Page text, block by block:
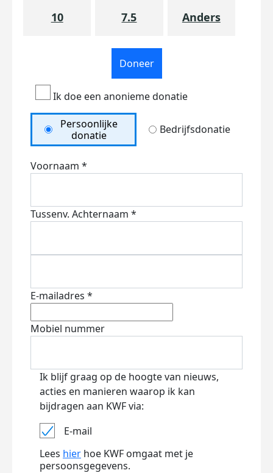
10 7.5 Anders
Doneer
Ik doe een anonieme donatie
Persoonlijke
donatie
Bedrijfsdonatie
Voornaam *
Tussenv. Achternaam *
E-mailadres *
Mobiel nummer
Ik blijf graag op de hoogte van nieuws,
acties en manieren waarop ik kan
bijdragen aan KWF via:
E-mail
Lees hier hoe KWF omgaat met je
persoonsgegevens.